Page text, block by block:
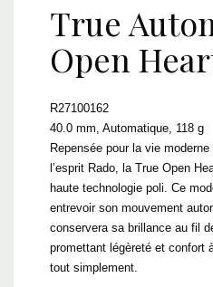
True
Open
R27100162
40.0 mm, Automatique, 118 g
Repensée pour la vie
l’esprit Rado, la True Open
haute technologie poli. Ce
entrevoir son mouvement
conservera sa brillance au fil
promettant légèreté et confort
tout simplement.